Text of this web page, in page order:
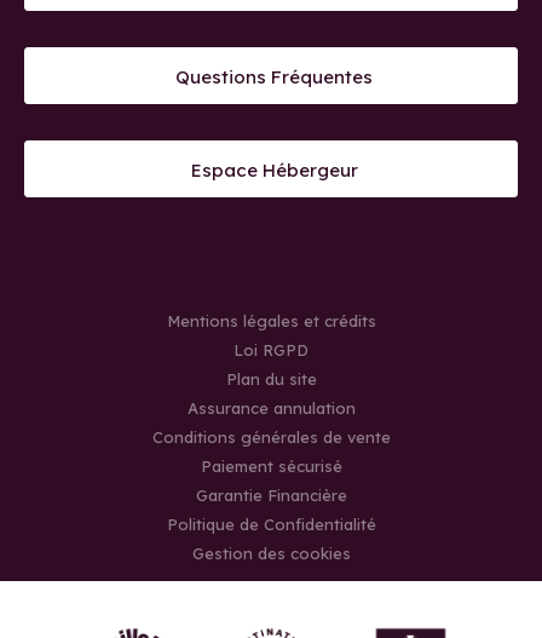
Questions Fréquentes
Espace Hébergeur
Mentions légales et crédits
Loi RGPD
Plan du site
Assurance annulation
Conditions générales de vente
Paiement sécurisé
Garantie Financière
Politique de Confidentialité
Gestion des cookies